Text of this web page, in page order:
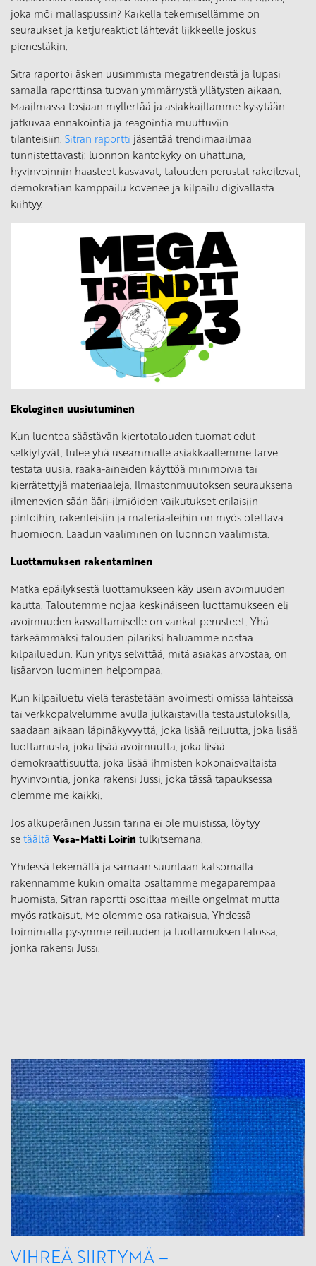
joka möi mallaspussin? Kaikella tekemisellämme on
seuraukset ja ketjureaktiot lähtevät liikkeelle joskus
pienestäkin.
Sitra raportoi äsken uusimmista megatrendeistä ja lupasi
samalla raporttinsa tuovan ymmärrystä yllätysten aikaan.
Maailmassa tosiaan myllertää ja asiakkailtamme kysytään
jatkuvaa ennakointia ja reagointia muuttuviin
tilanteisiin. Sitran raportti jäsentää trendimaailmaa
tunnistettavasti: luonnon kantokyky on uhattuna,
hyvinvoinnin haasteet kasvavat, talouden perustat rakoilevat,
demokratian kamppailu kovenee ja kilpailu digivallasta
kiihtyy.
Ekologinen uusiutuminen
Kun luontoa säästävän kiertotalouden tuomat edut
selkiytyvät, tulee yhä useammalle asiakkaallemme tarve
testata uusia, raaka-aineiden käyttöä minimoivia tai
kierrätettyjä materiaaleja. Ilmastonmuutoksen seurauksena
ilmenevien sään ääri-ilmiöiden vaikutukset erilaisiin
pintoihin, rakenteisiin ja materiaaleihin on myös otettava
huomioon. Laadun vaaliminen on luonnon vaalimista.
Luottamuksen rakentaminen
Matka epäilyksestä luottamukseen käy usein avoimuuden
kautta. Taloutemme nojaa keskinäiseen luottamukseen eli
avoimuuden kasvattamiselle on vankat perusteet. Yhä
tärkeämmäksi talouden pilariksi haluamme nostaa
kilpailuedun. Kun yritys selvittää, mitä asiakas arvostaa, on
lisäarvon luominen helpompaa.
Kun kilpailuetu vielä terästetään avoimesti omissa lähteissä
tai verkkopalvelumme avulla julkaistavilla testaustuloksilla,
saadaan aikaan läpinäkyvyyttä, joka lisää reiluutta, joka lisää
luottamusta, joka lisää avoimuutta, joka lisää
demokraattisuutta, joka lisää ihmisten kokonaisvaltaista
hyvinvointia, jonka rakensi Jussi, joka tässä tapauksessa
olemme me kaikki.
Jos alkuperäinen Jussin tarina ei ole muistissa, löytyy
se täältä Vesa-Matti Loirin tulkitsemana.
Yhdessä tekemällä ja samaan suuntaan katsomalla
rakennamme kukin omalta osaltamme megaparempaa
huomista. Sitran raportti osoittaa meille ongelmat mutta
myös ratkaisut. Me olemme osa ratkaisua. Yhdessä
toimimalla pysymme reiluuden ja luottamuksen talossa,
jonka rakensi Jussi.
VIHREÄ SIIRTYMÄ –